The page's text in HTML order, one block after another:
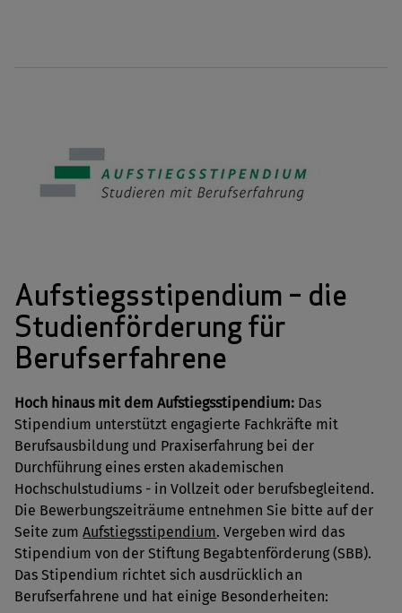
Aufstiegsstipendium – die
Studienförderung für
Berufserfahrene
Hoch hinaus mit dem Aufstiegsstipendium: Das
Stipendium unterstützt engagierte Fachkräfte mit
Berufsausbildung und Praxiserfahrung bei der
Durchführung eines ersten akademischen
Hochschulstudiums - in Vollzeit oder berufsbegleitend.
Die Bewerbungszeiträume entnehmen Sie bitte auf der
Seite zumAufstiegsstipendium. Vergeben wird das
Stipendium von der Stiftung Begabtenförderung (SBB).
Das Stipendium richtet sich ausdrücklich an
Berufserfahrene und hat einige Besonderheiten: